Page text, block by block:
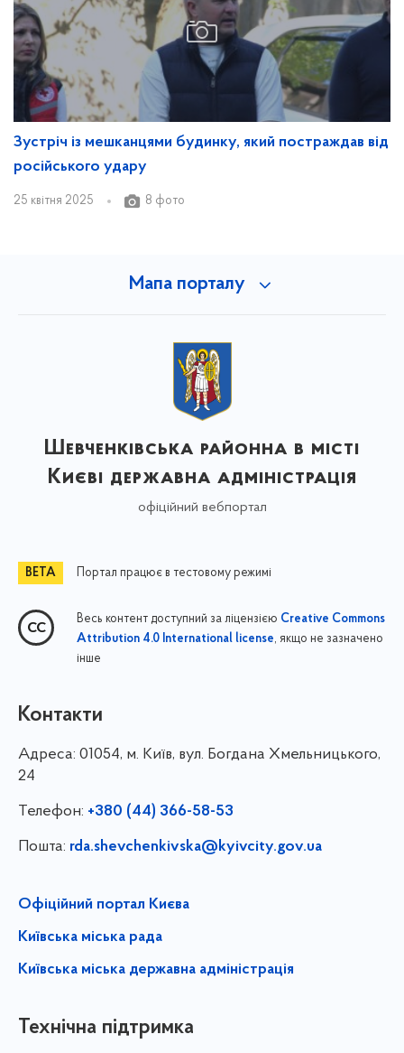
Зустріч із мешканцями будинку, який постраждав від
російського удару
25 квітня 2025 8 фото
Мапа порталу
Шевченківська районна в місті
Києві державна адміністрація
офіційний вебпортал
Портал працює в тестовому режимі
Весь контент доступний за ліцензією Creative Commons
Attribution 4.0 International license, якщо не зазначено
інше
Контакти
Адреса: 01054, м. Київ, вул. Богдана Хмельницького,
24
Телефон: +380 (44) 366-58-53
Пошта: rda.shevchenkivska@kyivcity.gov.ua
Офіційний портал Києва
Київська міська рада
Київська міська державна адміністрація
Технічна підтримка